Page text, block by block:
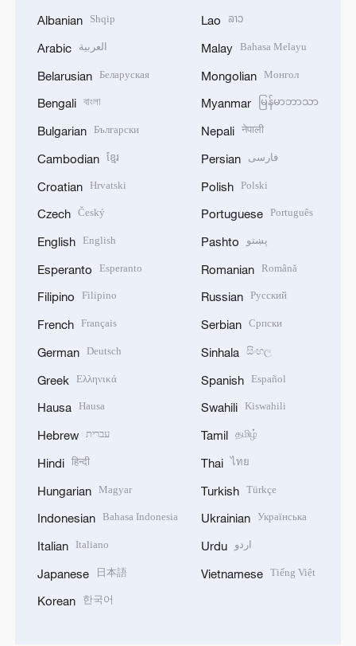
Albanian Shqip
Arabic العربية
Belarusian Беларуская
Bengali বাংলা
Bulgarian Български
Cambodian ខ្មែរ
Croatian Hrvatski
Czech Český
English English
Esperanto Esperanto
Filipino Filipino
French Français
German Deutsch
Greek Ελληνικά
Hausa Hausa
Hebrew עברית
Hindi हिन्दी
Hungarian Magyar
Indonesian Bahasa Indonesia
Italian Italiano
Japanese 日本語
Korean 한국어
Lao ລາວ
Malay Bahasa Melayu
Mongolian Монгол
Myanmar မြန်မာဘာသာ
Nepali नेपाली
Persian فارسی
Polish Polski
Portuguese Português
Pashto پښتو
Romanian Română
Russian Русский
Serbian Српски
Sinhala සිංහල
Spanish Español
Swahili Kiswahili
Tamil தமிழ்
Thai ไทย
Turkish Türkçe
Ukrainian Українська
Urdu اردو
Vietnamese Tiếng Việt